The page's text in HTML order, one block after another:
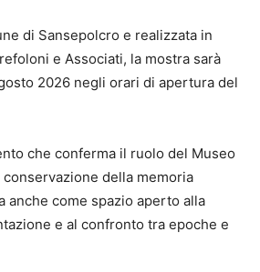
di Sansepolcro e realizzata in
e Associati, la mostra sarà
2026 negli orari di apertura del
che conferma il ruolo del Museo
della memoria
anche come spazio aperto alla
e al confronto tra epoche e